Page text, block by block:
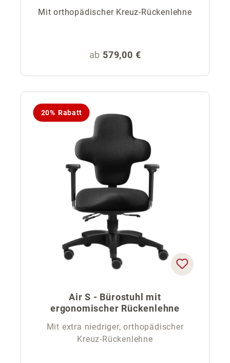
Mit orthopädischer Kreuz-Rückenlehne
Regulärer Preis:
ab 579,00 €
20% Rabatt
Air S - Bürostuhl mit
ergonomischer Rückenlehne
Mit extra niedriger, orthopädischer
Kreuz-Rückenlehne